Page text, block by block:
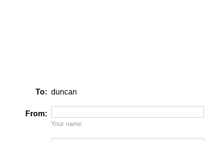
To: duncan
From:
Your name.